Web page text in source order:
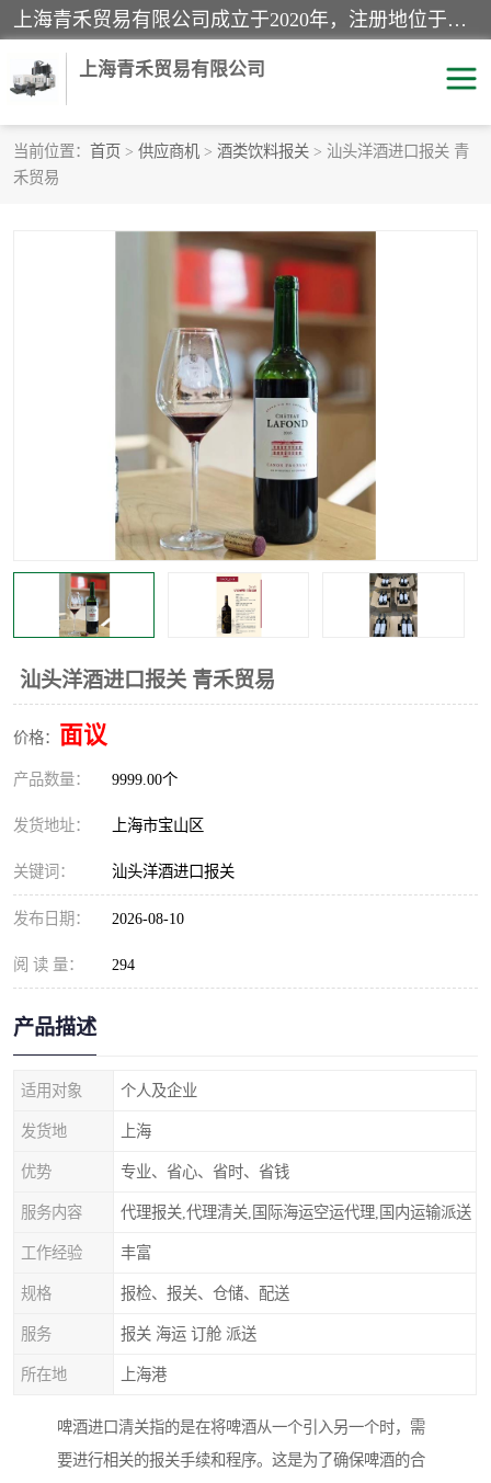
上海青禾贸易有限公司成立于2020年，注册地位于上海市宝山区。经营范围包括：机械设备、五金制品、劳防用品、电子产品、塑胶制品、家具、模具、纺织品、仪器仪表、建筑材料、装饰材料、化工产品、金属制品、机车配件等货物进出口报关、清关服务。
上海青禾贸易有限公司
当前位置： 首页 > 供应商机 > 酒类饮料报关 > 汕头洋酒进口报关 青
禾贸易
汕头洋酒进口报关 青禾贸易
价格： 面议
产品数量： 9999.00个
发货地址： 上海市宝山区
关键词： 汕头洋酒进口报关
发布日期： 2026-08-10
阅 读 量： 294
产品描述
适用对象 个人及企业
发货地 上海
优势 专业、省心、省时、省钱
服务内容 代理报关,代理清关,国际海运空运代理,国内运输派送
工作经验 丰富
规格 报检、报关、仓储、配送
服务 报关 海运 订舱 派送
所在地 上海港
啤酒进口清关指的是在将啤酒从一个引入另一个时，需
要进行相关的报关手续和程序。这是为了确保啤酒的合
酒类饮料报关
服装进口清关
进口杂货清关
机床进口清关